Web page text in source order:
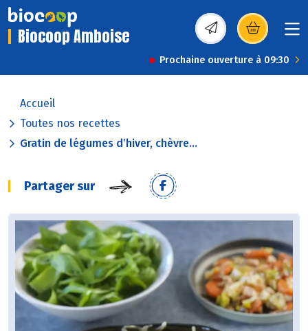
Biocoop Amboise (s’ouvre dans une
Prochaine ouverture à 09:30
Accueil
Toutes nos recettes
Gratin de légumes d’hiver, chèvre...
Partager sur